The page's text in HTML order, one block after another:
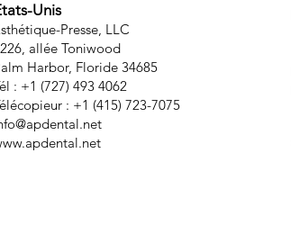
Unis
Presse, LLC
allée Toniwood
Harbor, Floride 34685
: +1 (727) 493 4062
: +1 (415) 723-7075